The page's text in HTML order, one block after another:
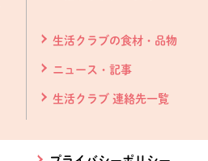
生活クラブの食材・品物
ニュース・記事
生活クラブ 連絡先一覧